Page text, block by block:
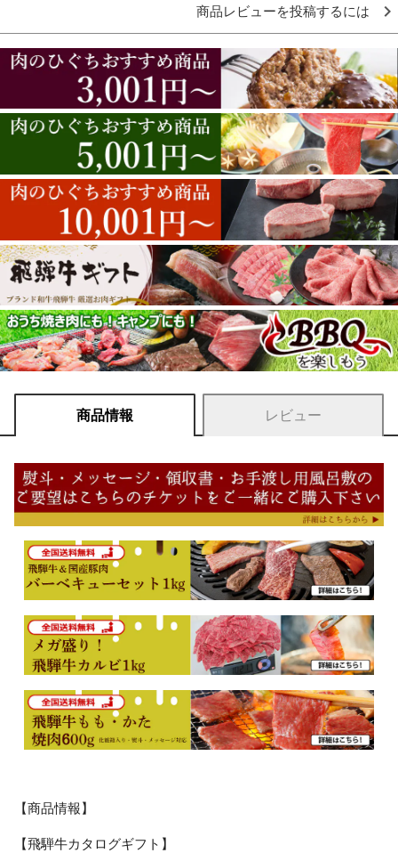
商品レビューを投稿するには
商品情報 レビュー
【商品情報】
【飛騨牛カタログギフト】